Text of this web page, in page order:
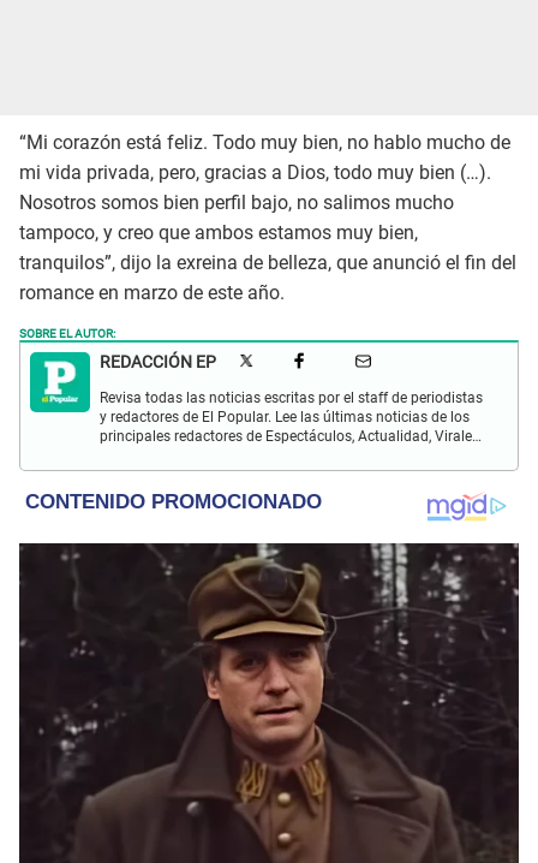
“Mi corazón está feliz. Todo muy bien, no hablo mucho de
mi vida privada, pero, gracias a Dios, todo muy bien (…).
Nosotros somos bien perfil bajo, no salimos mucho
tampoco, y creo que ambos estamos muy bien,
tranquilos”, dijo la exreina de belleza, que anunció el fin del
romance en marzo de este año.
SOBRE EL AUTOR:
REDACCIÓN EP
Revisa todas las noticias escritas por el staff de periodistas
y redactores de El Popular. Lee las últimas noticias de los
principales redactores de Espectáculos, Actualidad, Virales,